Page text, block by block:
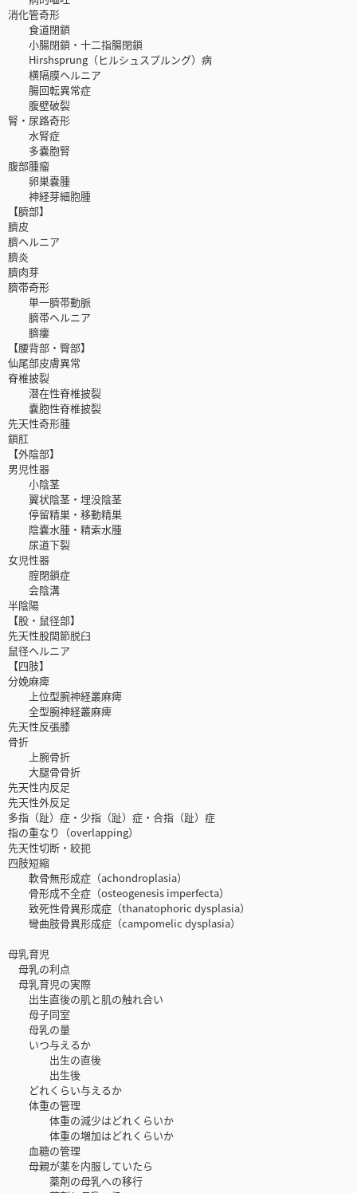
消化管奇形
食道閉鎖
小腸閉鎖・十二指腸閉鎖
Hirshsprung（ヒルシュスプルング）病
横隔膜ヘルニア
腸回転異常症
腹壁破裂
腎・尿路奇形
水腎症
多嚢胞腎
腹部腫瘤
卵巣嚢腫
神経芽細胞腫
【臍部】
臍皮
臍ヘルニア
臍炎
臍肉芽
臍帯奇形
単一臍帯動脈
臍帯ヘルニア
臍瘻
【腰背部・臀部】
仙尾部皮膚異常
脊椎披裂
潜在性脊椎披裂
嚢胞性脊椎披裂
先天性奇形腫
鎖肛
【外陰部】
男児性器
小陰茎
翼状陰茎・埋没陰茎
停留精巣・移動精巣
陰嚢水腫・精索水腫
尿道下裂
女児性器
腟閉鎖症
会陰溝
半陰陽
【股・鼠径部】
先天性股関節脱臼
鼠径ヘルニア
【四肢】
分娩麻痺
上位型腕神経叢麻痺
全型腕神経叢麻痺
先天性反張膝
骨折
上腕骨折
大腿骨骨折
先天性内反足
先天性外反足
多指（趾）症・少指（趾）症・合指（趾）症
指の重なり（overlapping）
先天性切断・絞扼
四肢短縮
軟骨無形成症（achondroplasia）
骨形成不全症（osteogenesis imperfecta）
致死性骨異形成症（thanatophoric dysplasia）
彎曲肢骨異形成症（campomelic dysplasia）
母乳育児
母乳の利点
母乳育児の実際
出生直後の肌と肌の触れ合い
母子同室
母乳の量
いつ与えるか
出生の直後
出生後
どれくらい与えるか
体重の管理
体重の減少はどれくらいか
体重の増加はどれくらいか
血糖の管理
母親が薬を内服していたら
薬剤の母乳への移行